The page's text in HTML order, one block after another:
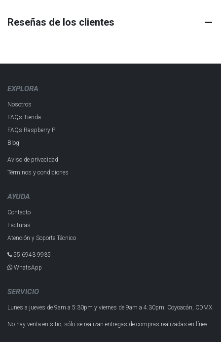
Reseñas de los clientes
EXPLORA
Nosotros
FAQs Tienda
FAQs Raspberry Pi
Blog
Aviso de privacidad
Términos y condiciones
AYUDA
Contacto
Facturas
Atención y Soporte Técnico
55 6943 993​5
WhatsApp
SERVICIO
Lunes a jueves de 9am a 5:30pm y viernes de 9am a 4:30pm. Coyoacán, CDMX.
No hay venta en sitio, sólo se realizan entregas de compras realizadas en línea.